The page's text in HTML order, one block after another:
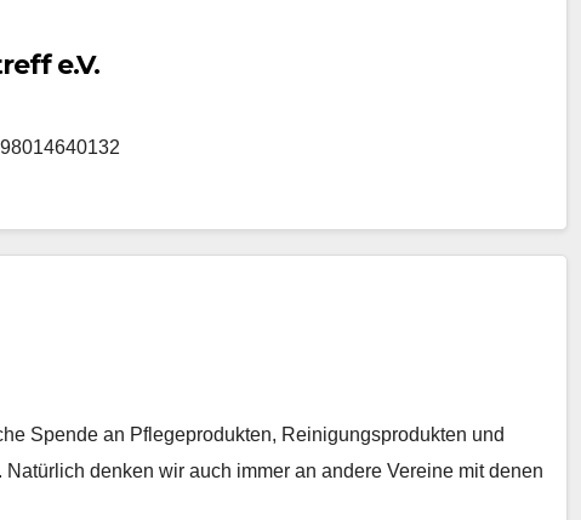
e.V.
Spende an Pflegeprodukten, Reinigungsprodukten und
denken wir auch immer an andere Vereine mit denen